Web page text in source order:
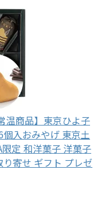
温商品】東京ひよ子
入おみやげ 東京土
限定 和洋菓子 洋菓子
寄せ ギフト プレゼ